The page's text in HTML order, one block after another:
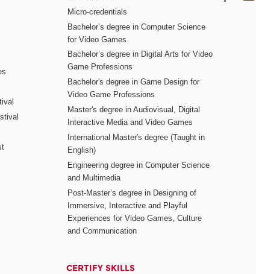
Micro-credentials
Bachelor’s degree in Computer Science
for Video Games
Bachelor’s degree in Digital Arts for Video
Game Professions
Bachelor's degree in Game Design for
Video Game Professions
Master's degree in Audiovisual, Digital
Interactive Media and Video Games
International Master's degree (Taught in
English)
Engineering degree in Computer Science
and Multimedia
Post-Master’s degree in Designing of
Immersive, Interactive and Playful
Experiences for Video Games, Culture
and Communication
CERTIFY SKILLS